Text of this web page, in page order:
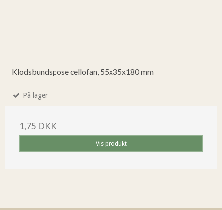
Klodsbundspose cellofan, 55x35x180 mm
På lager
1,75 DKK
Vis produkt